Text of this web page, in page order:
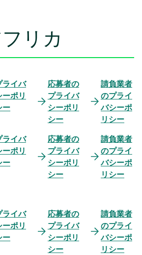
リカ
ライバ
ーポリ
ー
応募者の
プライバ
シーポリ
シー
請負業者
のプライ
バシーポ
リシー
ライバ
ーポリ
ー
応募者の
プライバ
シーポリ
シー
請負業者
のプライ
バシーポ
リシー
ライバ
ーポリ
ー
応募者の
プライバ
シーポリ
シー
請負業者
のプライ
バシーポ
リシー